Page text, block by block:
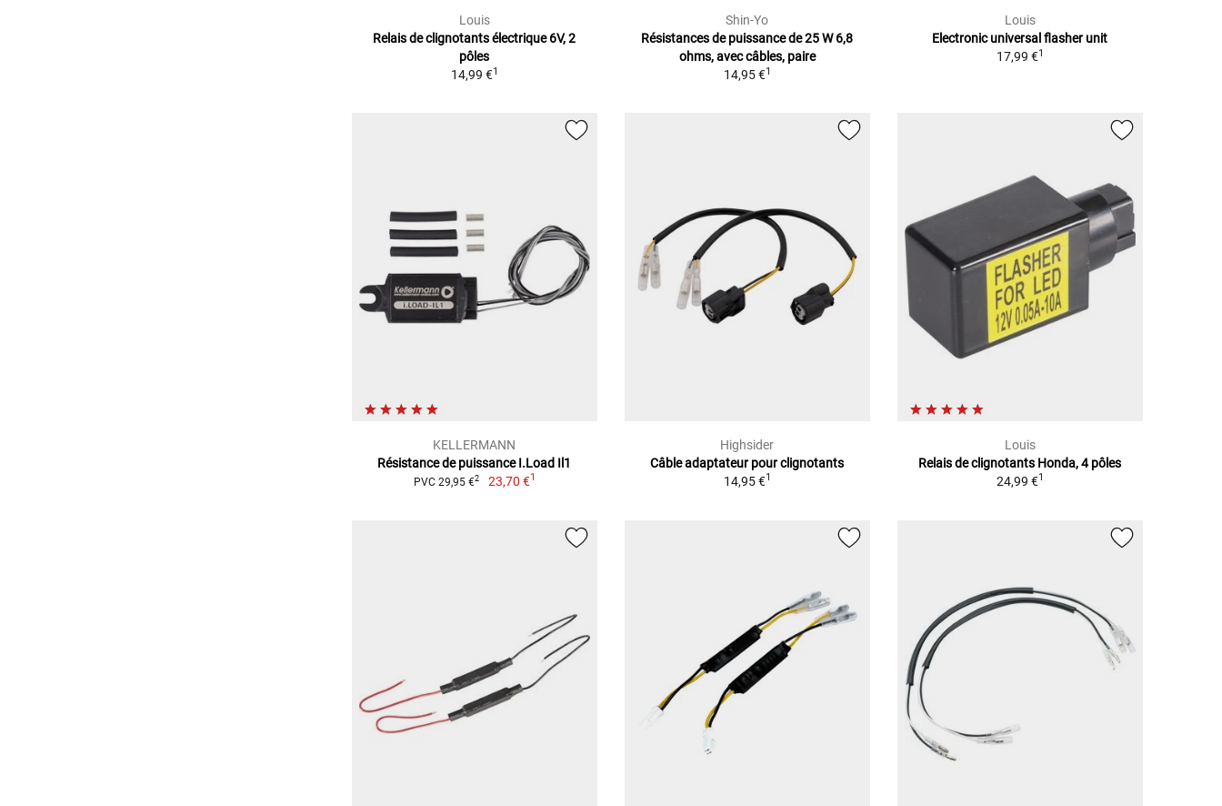
Louis
Relais de clignotants électrique 6V, 2
pôles
14,99 €1
Shin-Yo
Résistances de puissance de 25 W 6,8
ohms, avec câbles, paire
14,95 €1
Louis
Electronic universal flasher unit
17,99 €1
KELLERMANN
Résistance de puissance I.Load Il1
PVC 29,95 €2 23,70 €1
Highsider
Câble adaptateur pour clignotants
14,95 €1
Louis
Relais de clignotants Honda, 4 pôles
24,99 €1